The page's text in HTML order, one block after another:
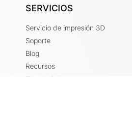
SERVICIOS
Servicio de impresión 3D
Soporte
Blog
Recursos
Tienda Online